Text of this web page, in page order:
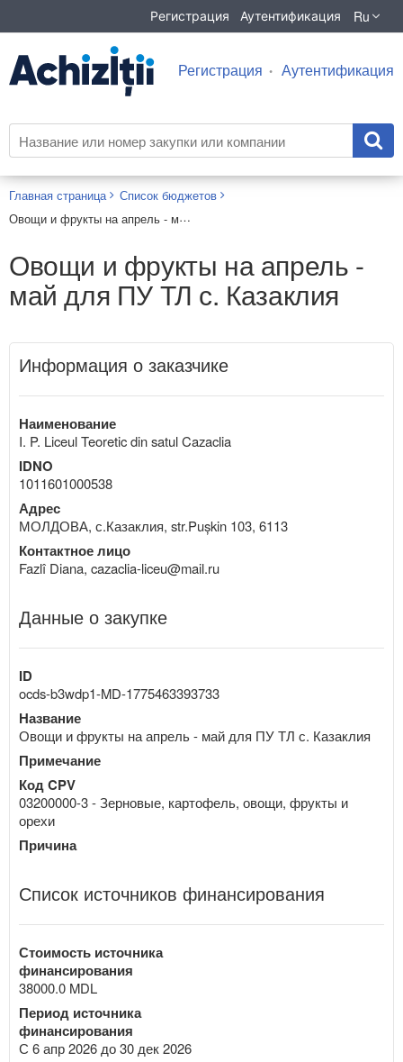
Регистрация Аутентификация Ru
Регистрация Аутентификация
Главная страница
Список бюджетов
Овощи и фрукты на апрель - май для ПУ ТЛ с. Казаклия
Овощи и фрукты на апрель -
май для ПУ ТЛ с. Казаклия
Информация о заказчике
Наименование
I. P. Liceul Teoretic din satul Cazaclia
IDNO
1011601000538
Адрес
МОЛДОВА, с.Казаклия, str.Pușkin 103, 6113
Контактное лицо
Fazlî Diana, cazaclia-liceu@mail.ru
Данные о закупке
ID
ocds-b3wdp1-MD-1775463393733
Название
Овощи и фрукты на апрель - май для ПУ ТЛ с. Казаклия
Примечание
Код CPV
03200000-3 - Зерновые, картофель, овощи, фрукты и
орехи
Причина
Список источников финансирования
Стоимость источника
финансирования
38000.0 MDL
Период источника
финансирования
С 6 апр 2026 до 30 дек 2026